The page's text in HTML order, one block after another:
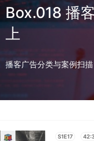
Box.018 播
上
播客广告分类与案例扫描
S1E17